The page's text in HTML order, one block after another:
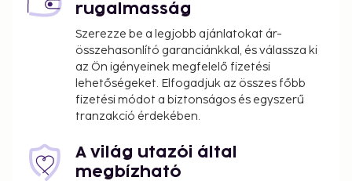
rugalmasság
Szerezze be a legjobb ajánlatokat ár-
összehasonlító garanciánkkal, és válassza ki
az Ön igényeinek megfelelő fizetési
lehetőségeket. Elfogadjuk az összes főbb
fizetési módot a biztonságos és egyszerű
tranzakció érdekében.
A világ utazói által
megbízható